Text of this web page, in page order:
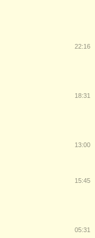
22:16
18:31
13:00
15:45
05:31